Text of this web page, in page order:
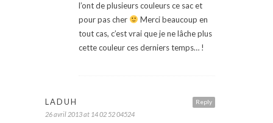
l’ont de plusieurs couleurs ce sac et
pour pas cher
Merci beaucoup en
tout cas, c’est vrai que je ne lâche plus
cette couleur ces derniers temps… !
Reply
LADUH
26 avril 2013 at 14 02 52 04524